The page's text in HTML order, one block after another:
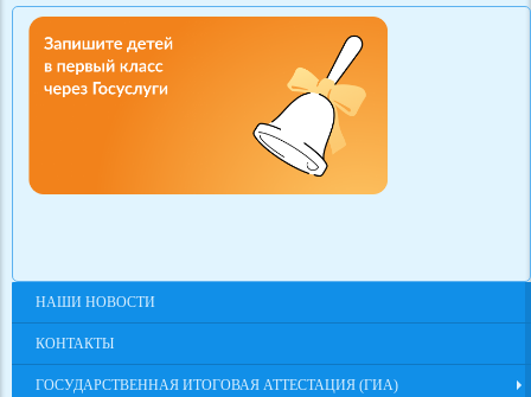
НАШИ НОВОСТИ
КОНТАКТЫ
ГОСУДАРСТВЕННАЯ ИТОГОВАЯ АТТЕСТАЦИЯ (ГИА)